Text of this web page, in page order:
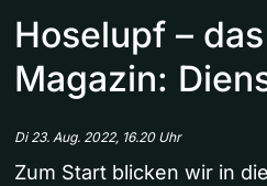
Hoselupf –
Magazin:
Di 23. Aug. 2022, 16.20 Uhr
Zum Start blicken wir in